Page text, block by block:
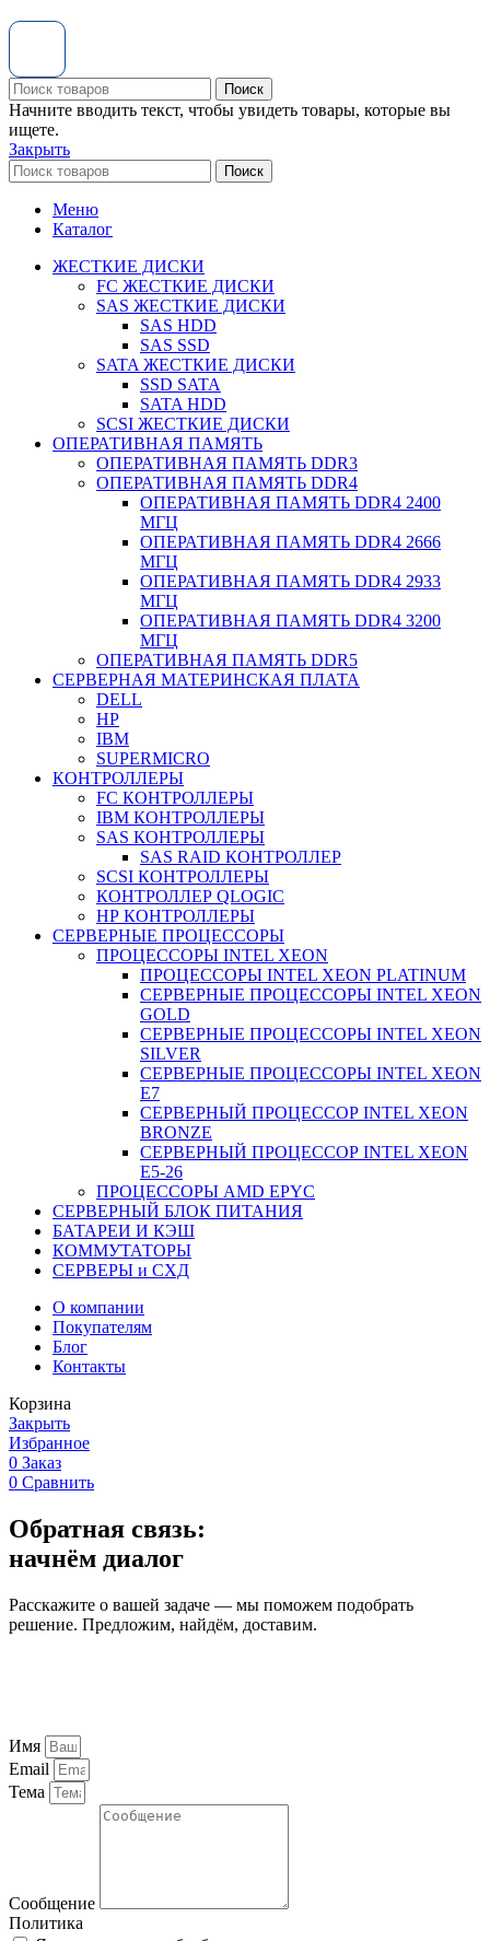
Поиск
Начните вводить текст, чтобы увидеть товары, которые вы
ищете.
Закрыть
Поиск
Меню
Каталог
ЖЕСТКИЕ ДИСКИ
FC ЖЕСТКИЕ ДИСКИ
SAS ЖЕСТКИЕ ДИСКИ
SAS HDD
SAS SSD
SATA ЖЕСТКИЕ ДИСКИ
SSD SATA
SATA HDD
SCSI ЖЕСТКИЕ ДИСКИ
ОПЕРАТИВНАЯ ПАМЯТЬ
ОПЕРАТИВНАЯ ПАМЯТЬ DDR3
ОПЕРАТИВНАЯ ПАМЯТЬ DDR4
ОПЕРАТИВНАЯ ПАМЯТЬ DDR4 2400
МГЦ
ОПЕРАТИВНАЯ ПАМЯТЬ DDR4 2666
МГЦ
ОПЕРАТИВНАЯ ПАМЯТЬ DDR4 2933
МГЦ
ОПЕРАТИВНАЯ ПАМЯТЬ DDR4 3200
МГЦ
ОПЕРАТИВНАЯ ПАМЯТЬ DDR5
СЕРВЕРНАЯ МАТЕРИНСКАЯ ПЛАТА
DELL
HP
IBM
SUPERMICRO
КОНТРОЛЛЕРЫ
FC КОНТРОЛЛЕРЫ
IBM КОНТРОЛЛЕРЫ
SAS КОНТРОЛЛЕРЫ
SAS RAID КОНТРОЛЛЕР
SCSI КОНТРОЛЛЕРЫ
КОНТРОЛЛЕР QLOGIC
НР КОНТРОЛЛЕРЫ
СЕРВЕРНЫЕ ПРОЦЕССОРЫ
ПРОЦЕССОРЫ INTEL XEON
ПРОЦЕССОРЫ INTEL XEON PLATINUM
СЕРВЕРНЫЕ ПРОЦЕССОРЫ INTEL XEON
GOLD
СЕРВЕРНЫЕ ПРОЦЕССОРЫ INTEL XEON
SILVER
СЕРВЕРНЫЕ ПРОЦЕССОРЫ INTEL XEON
Е7
СЕРВЕРНЫЙ ПРОЦЕССОР INTEL XEON
BRONZE
СЕРВЕРНЫЙ ПРОЦЕССОР INTEL XEON
Е5-26
ПРОЦЕССОРЫ AMD EPYC
СЕРВЕРНЫЙ БЛОК ПИТАНИЯ
БАТАРЕИ И КЭШ
КОММУТАТОРЫ
СЕРВЕРЫ и СХД
О компании
Покупателям
Блог
Контакты
Корзина
Закрыть
Избранное
0 Заказ
0 Сравнить
Обратная связь:
начнём диалог
Расскажите о вашей задаче — мы поможем подобрать
решение. Предложим, найдём, доставим.
Имя
Email
Тема
Сообщение
Политика